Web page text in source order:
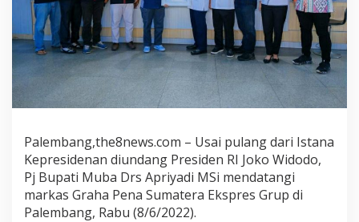
Palembang,the8news.com – Usai pulang dari Istana
Kepresidenan diundang Presiden RI Joko Widodo,
Pj Bupati Muba Drs Apriyadi MSi mendatangi
markas Graha Pena Sumatera Ekspres Grup di
Palembang, Rabu (8/6/2022).